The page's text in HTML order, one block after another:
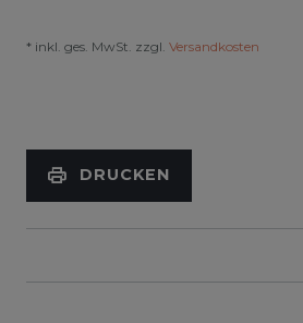
* inkl. ges. MwSt. zzgl. Versandkosten
DRUCKEN